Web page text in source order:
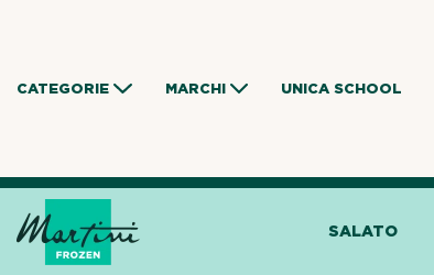
CATEGORIE MARCHI UNICA SCHOOL
SALATO